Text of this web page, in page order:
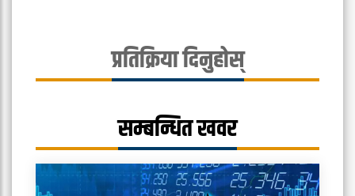
प्रतिक्रिया दिनुहोस्
सम्बन्धित खवर